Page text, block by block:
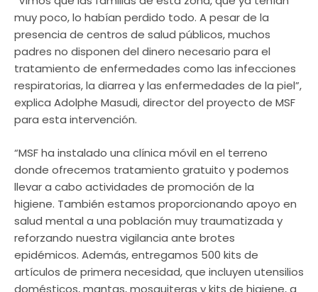
muy poco, lo habían perdido todo. A pesar de la
presencia de centros de salud públicos, muchos
padres no disponen del dinero necesario para el
tratamiento de enfermedades como las infecciones
respiratorias, la diarrea y las enfermedades de la piel”,
explica Adolphe Masudi, director del proyecto de MSF
para esta intervención.
“MSF ha instalado una clínica móvil en el terreno
donde ofrecemos tratamiento gratuito y podemos
llevar a cabo actividades de promoción de la
higiene. También estamos proporcionando apoyo en
salud mental a una población muy traumatizada y
reforzando nuestra vigilancia ante brotes
epidémicos. Además, entregamos 500 kits de
artículos de primera necesidad, que incluyen utensilios
domésticos, mantas, mosquiteras y kits de higiene, a